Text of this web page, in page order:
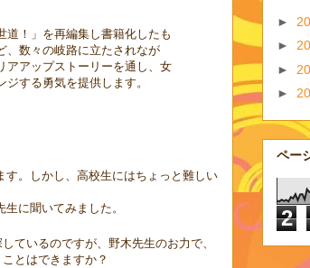
道！」を再編集し書籍化したも
、数々の岐路に立たされなが
アアップストーリーを通し、女
する勇気を提供します。
。しかし、高校生にはちょっと難しい
に聞いてみました。
ているのですが、野木先生のお力で、
とはできますか？
►
►
►
►
ペー
2